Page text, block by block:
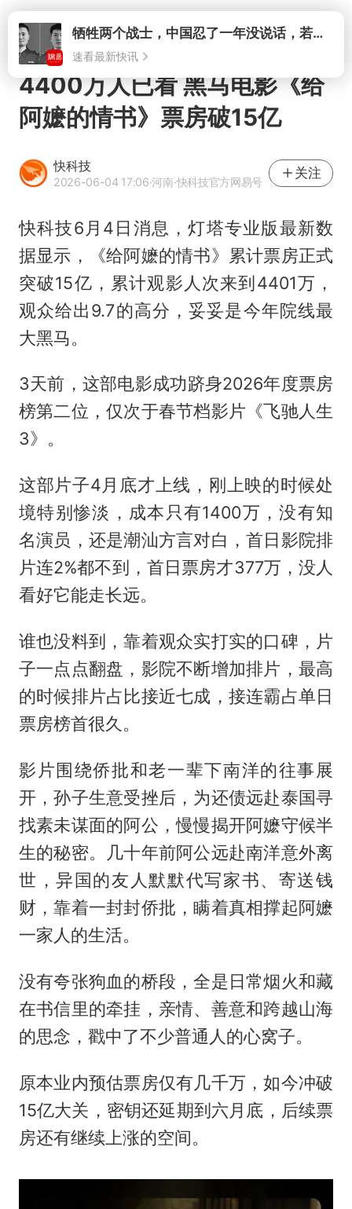
打开牺牲两个战士，中国忍了一年没说话，若菲律宾死了人，他会开战吗
速看最新快讯
4400万人已看 黑马电影《给
阿嬷的情书》票房破15亿
快科技
2026-06-04 17:06·河南·快科技官方网易号
关注
快科技6月4日消息，灯塔专业版最新数
据显示，《给阿嬷的情书》累计票房正式
突破15亿，累计观影人次来到4401万，
观众给出9.7的高分，妥妥是今年院线最
大黑马。
3天前，这部电影成功跻身2026年度票房
榜第二位，仅次于春节档影片《飞驰人生
3》。
这部片子4月底才上线，刚上映的时候处
境特别惨淡，成本只有1400万，没有知
名演员，还是潮汕方言对白，首日影院排
片连2%都不到，首日票房才377万，没人
看好它能走长远。
谁也没料到，靠着观众实打实的口碑，片
子一点点翻盘，影院不断增加排片，最高
的时候排片占比接近七成，接连霸占单日
票房榜首很久。
影片围绕侨批和老一辈下南洋的往事展
开，孙子生意受挫后，为还债远赴泰国寻
找素未谋面的阿公，慢慢揭开阿嬷守候半
生的秘密。几十年前阿公远赴南洋意外离
世，异国的友人默默代写家书、寄送钱
财，靠着一封封侨批，瞒着真相撑起阿嬷
一家人的生活。
没有夸张狗血的桥段，全是日常烟火和藏
在书信里的牵挂，亲情、善意和跨越山海
的思念，戳中了不少普通人的心窝子。
原本业内预估票房仅有几千万，如今冲破
15亿大关，密钥还延期到六月底，后续票
房还有继续上涨的空间。